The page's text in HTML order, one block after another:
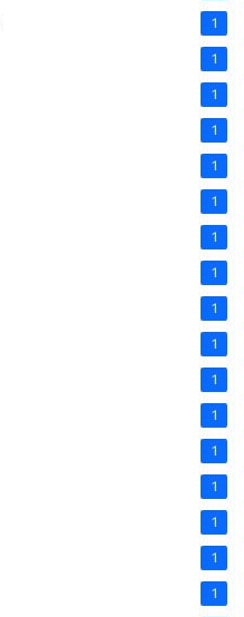
1
1
1
1
1
1
1
1
1
1
1
1
1
1
1
1
1